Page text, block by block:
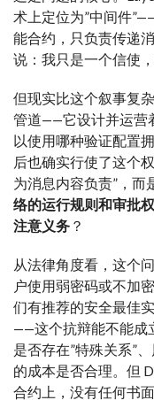
术上定位为”中间件
能合约，只负责传递
说：我只是一个信使
但现实比这个叙事复
管道——它设计并运营
以使用哪种验证配置
后也确实行使了这个
为消息内容负责”，而
络的运行规则和审批
注意义务 ？
从法律角度看，这个
户使用弱密码或不加
们有推荐的安全最佳
——这个抗辩能不能成
是否存在”特殊关系”
的成本是否合理。但
合约上，没有任何书